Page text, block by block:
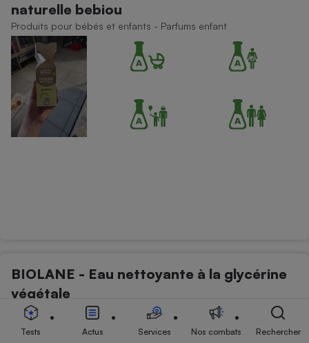
naturelle bebiou
Produits pour bébés et enfants - Parfums enfant
BIOLANE - Eau nettoyante à la glycérine
végétale
Produits pour bébés et enfants - Soins bébés et enfants autres
Tests Actus Services Nos combats Rechercher